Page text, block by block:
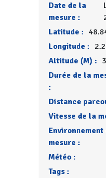
Date de la
mesure :
Latitude :
Longitude :
Altitude (M) :
Durée de la
:
Distance
Vitesse de la
Environnement
mesure :
Météo :
Tags :